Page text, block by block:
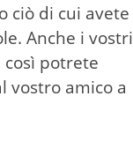
ciò di cui avete
Anche i vostri
potrete
vostro amico a